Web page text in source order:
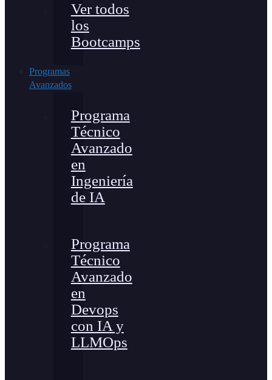
Ver todos
los
Bootcamps
Programas
Avanzados
Programa
Técnico
Avanzado
en
Ingeniería
de IA
Programa
Técnico
Avanzado
en
Devops
con IA y
LLMOps